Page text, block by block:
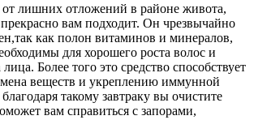
от лишних отложений в районе живота,
прекрасно вам подходит. Он чрезвычайно
как полон витаминов и минералов,
для хорошего роста волос и
лица. Более того это средство способствует
веществ и укреплению иммунной
такому завтраку вы очистите
вам справиться с запорами,